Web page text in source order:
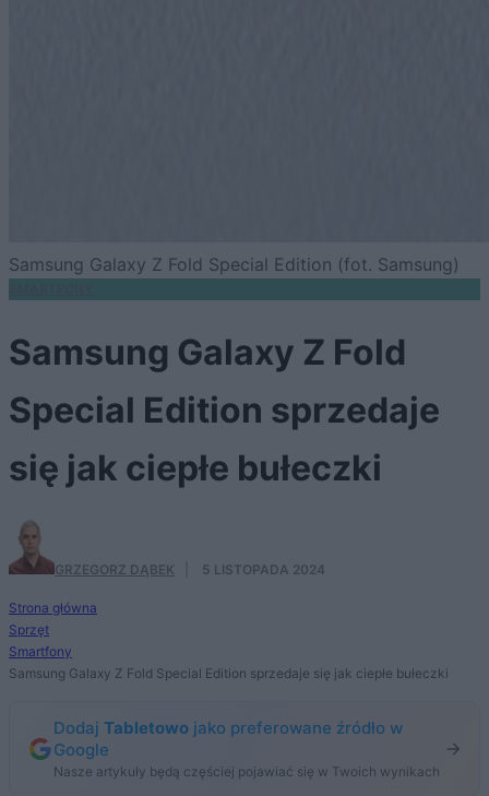
Samsung Galaxy Z Fold Special Edition (fot. Samsung)
Samsung Galaxy Z Fold
Special Edition sprzedaje
się jak ciepłe bułeczki
GRZEGORZ DĄBEK 5 LISTOPADA 2024
Strona główna
Sprzęt
Smartfony
Samsung Galaxy Z Fold Special Edition sprzedaje się jak ciepłe bułeczki
Dodaj Tabletowo jako preferowane źródło w
Google
Nasze artykuły będą częściej pojawiać się w Twoich wynikach